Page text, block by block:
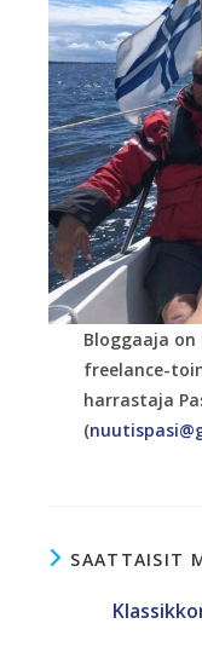
Bloggaaja
freelance-
harrastaja
(
SAATTAISIT